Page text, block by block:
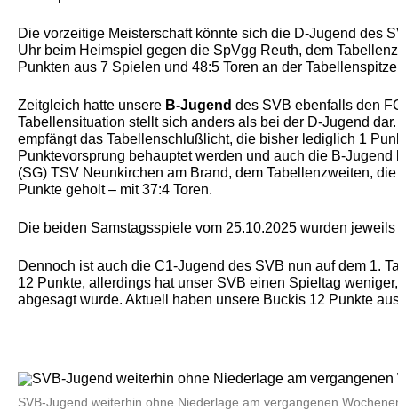
Die vorzeitige Meisterschaft könnte sich die D-Jugend des
Uhr beim Heimspiel gegen die SpVgg Reuth, dem
Punkten aus 7 Spielen und 48:5 Toren an der
Zeitgleich hatte unsere B-Jugend des SVB ebenfalls den
Tabellensituation stellt sich anders als bei der D-Jugend
empfängt das Tabellenschlußlicht, die bisher lediglich 1
Punktevorsprung behauptet werden und auch die B-
(SG) TSV Neunkirchen am Brand, dem Tabellenzweiten,
Punkte geholt – mit 37:4 Toren.
Die beiden Samstagsspiele vom 25.10.2025 wurden
Dennoch ist auch die C1-Jugend des SVB nun auf dem 1.
12 Punkte, allerdings hat unser SVB einen Spieltag
abgesagt wurde. Aktuell haben unsere Buckis 12 Punkte
SVB-Jugend weiterhin ohne Niederlage am vergangenen